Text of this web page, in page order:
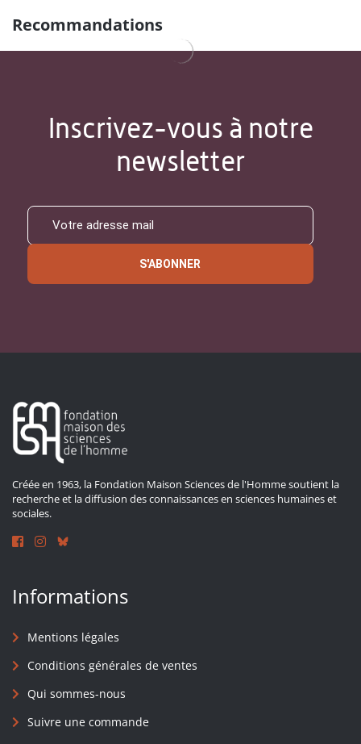
Recommandations
Inscrivez-vous à notre
newsletter
S'ABONNER
Créée en 1963, la Fondation Maison Sciences de l'Homme soutient la
recherche et la diffusion des connaissances en sciences humaines et
sociales.
Informations
Mentions légales
Conditions générales de ventes
Qui sommes-nous
Suivre une commande